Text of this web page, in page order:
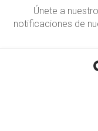
Únete a
notificaciones de